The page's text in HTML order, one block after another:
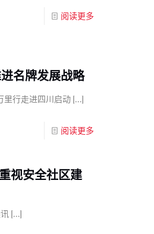
阅读更多
名牌发展战略
里行走进四川启动 […]
阅读更多
视安全社区建
[…]